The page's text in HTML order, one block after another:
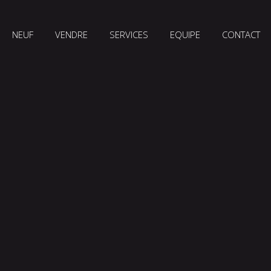
NEUF VENDRE SERVICES EQUIPE CONTACT